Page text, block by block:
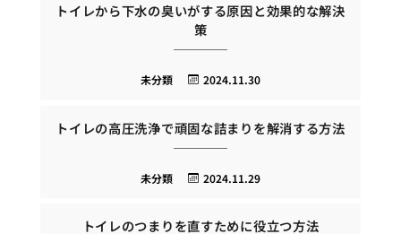
トイレから下水の臭いがする原因と効果的な解決
策
2024.11.30
未分類
トイレの高圧洗浄で頑固な詰まりを解消する方法
2024.11.29
未分類
トイレのつまりを直すために役立つ方法